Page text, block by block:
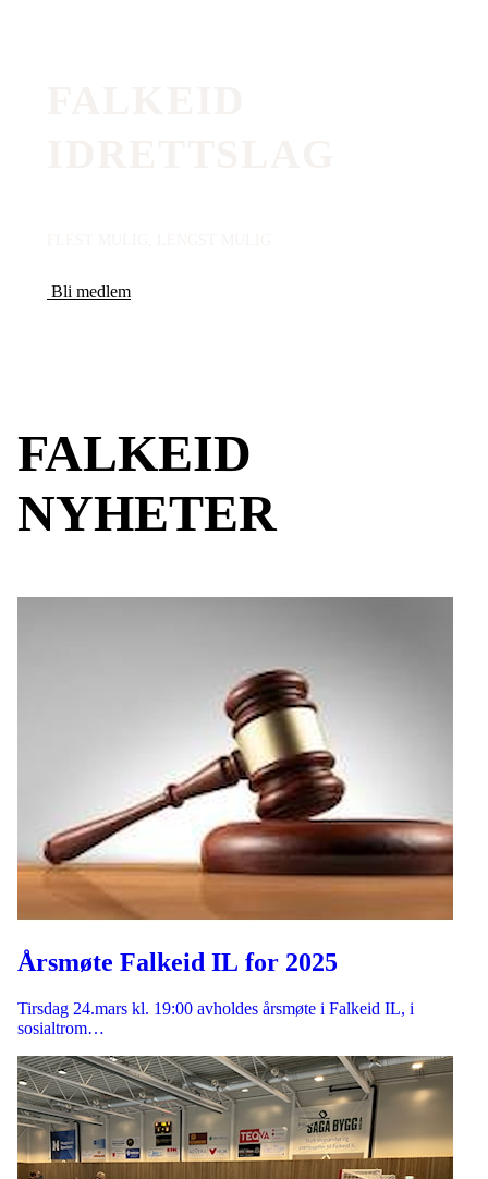
Bli medlem
FALKEID
NYHETER
Årsmøte Falkeid IL for 2025
Tirsdag 24.mars kl. 19:00 avholdes årsmøte i Falkeid IL, i
sosialtrom…